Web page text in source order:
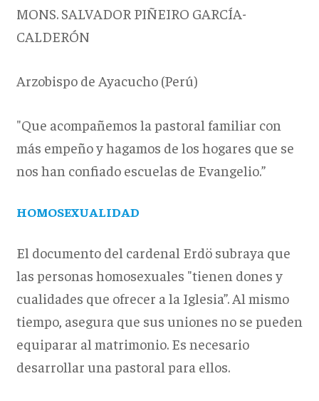
MONS. SALVADOR PIÑEIRO GARCÍA-
CALDERÓN
Arzobispo de Ayacucho (Perú)
"Que acompañemos la pastoral familiar con
más empeño y hagamos de los hogares que se
nos han confiado escuelas de Evangelio.”
HOMOSEXUALIDAD
El documento del cardenal Erdö subraya que
las personas homosexuales "tienen dones y
cualidades que ofrecer a la Iglesia”. Al mismo
tiempo, asegura que sus uniones no se pueden
equiparar al matrimonio. Es necesario
desarrollar una pastoral para ellos.